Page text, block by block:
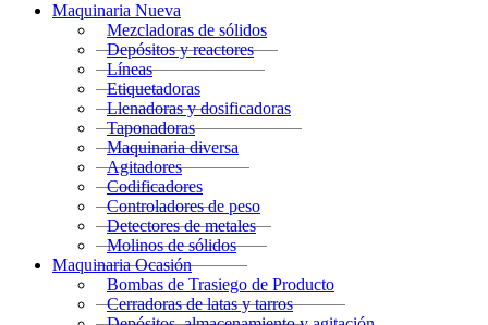
Maquinaria Nueva
Mezcladoras de sólidos
Depósitos y reactores
Líneas
Etiquetadoras
Llenadoras y dosificadoras
Taponadoras
Maquinaria diversa
Agitadores
Codificadores
Controladores de peso
Detectores de metales
Molinos de sólidos
Maquinaria Ocasión
Bombas de Trasiego de Producto
Cerradoras de latas y tarros